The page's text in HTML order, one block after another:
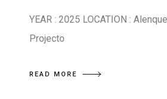
YEAR : 2025 LOCATION :
Projecto
READ MORE